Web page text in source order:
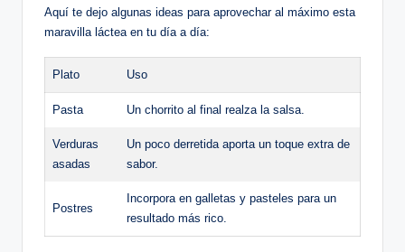
Aquí te dejo algunas ideas para aprovechar al máximo esta
maravilla láctea en tu día a día:
Plato Uso
Pasta Un chorrito al final realza la salsa.
Verduras
asadas
Un poco derretida aporta un toque extra de
sabor.
Postres
Incorpora en galletas y pasteles para un
resultado más rico.